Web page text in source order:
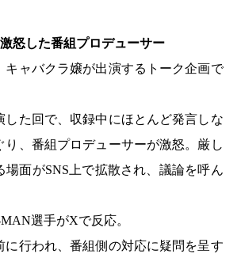
怒した番組プロデューサー
キャバクラ嬢が出演するトーク企画で
した回で、収録中にほとんど発言しな
り、番組プロデューサーが激怒。厳し
場面がSNS上で拡散され、議論を呼ん
選手がXで反応。
に行われ、番組側の対応に疑問を呈す